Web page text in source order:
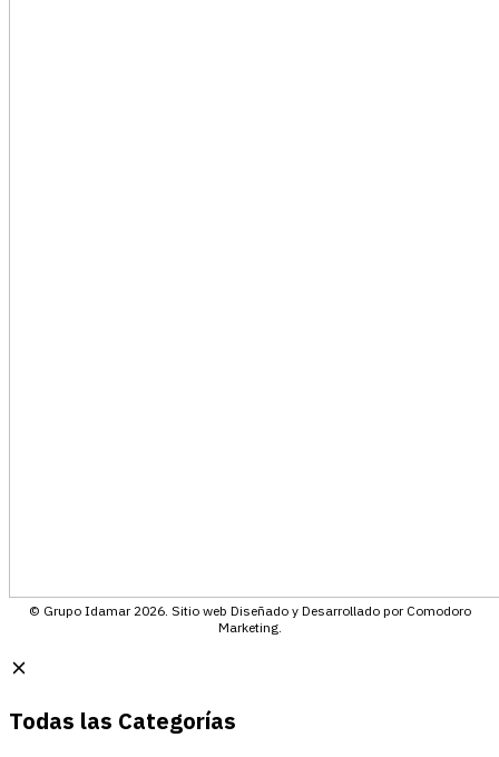
© Grupo Idamar 2026. Sitio web Diseñado y Desarrollado por Comodoro
Marketing.
Todas las Categorías